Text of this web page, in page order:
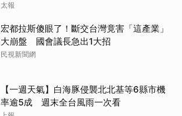
太報
宏都拉斯傻眼了！斷交台灣竟害「這產業」
大崩盤 國會議長急出1大招
民視新聞網
【一週天氣】白海豚侵襲北北基等6縣市機
率逾5成 週末全台風雨一次看